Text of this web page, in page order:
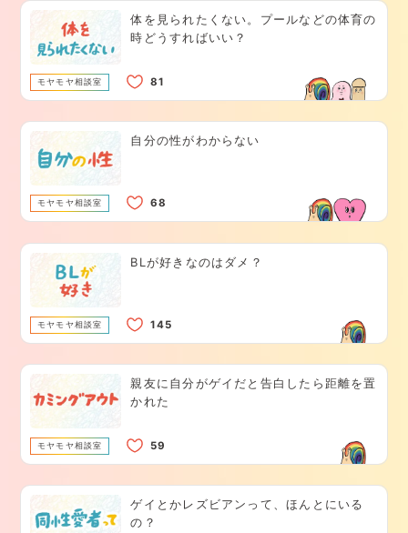
体を見られたくない。プールなどの体育の
時どうすればいい？
モヤモヤ相談室
自分の性がわからない
モヤモヤ相談室
BLが好きなのはダメ？
モヤモヤ相談室
親友に自分がゲイだと告白したら距離を置
かれた
モヤモヤ相談室
ゲイとかレズビアンって、ほんとにいる
の？